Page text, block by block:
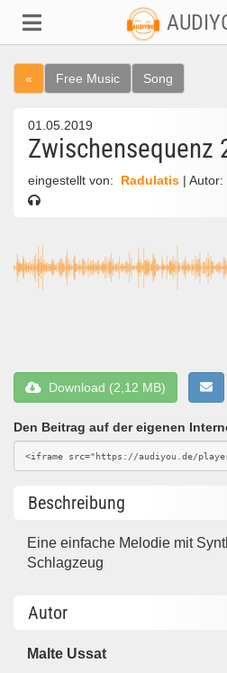
« Free Music Song
01.05.2019
Zwischensequenz
eingestellt von: Radulatis | Autor:
Download (2,12 MB)
Den Beitrag auf der eigenen
Beschreibung
Eine einfache Melodie mit
Schlagzeug
Autor
Malte Ussat